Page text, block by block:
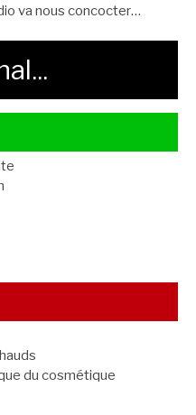
va nous concocter…
du cosmétique